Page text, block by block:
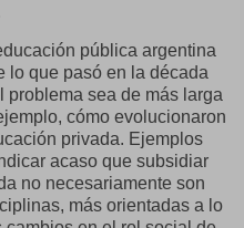
pública argentina
lo que pasó en la década
sea de más larga
cómo evolucionaron
privada. Ejemplos
acaso que subsidiar
no necesariamente son
más orientadas a lo